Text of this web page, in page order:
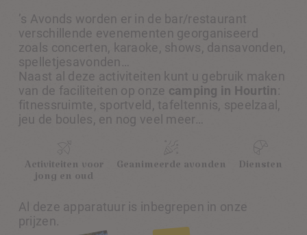
’s Avonds worden er in de bar/restaurant
verschillende evenementen georganiseerd
zoals concerten, karaoke, shows, dansavonden,
spelletjesavonden…
Naast al deze activiteiten kunt u gebruik maken
van de faciliteiten op onze camping in Hourtin:
fitnessruimte, sportveld, tafeltennis, speelzaal,
jeu de boules, en nog veel meer…
Activiteiten voor
jong en oud
Geanimeerde avonden Diensten
Al deze apparatuur is inbegrepen in onze
prijzen.